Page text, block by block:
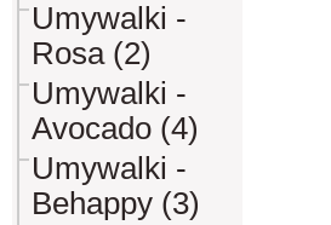
Umywalki -
Rosa (2)
Umywalki -
Avocado (4)
Umywalki -
Behappy (3)